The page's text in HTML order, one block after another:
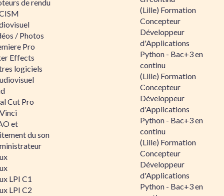
de rendu
/ Photos
Pro
Effects
logiciels
Cut Pro
et
du son
LPI C1
LPI C2
(Lille) Formation
Concepteur
Développeur
d'Applications
Python - Bac+3 en
continu
(Lille) Formation
Concepteur
Développeur
d'Applications
Python - Bac+3 en
continu
(Lille) Formation
Concepteur
Développeur
d'Applications
Python - Bac+3 en